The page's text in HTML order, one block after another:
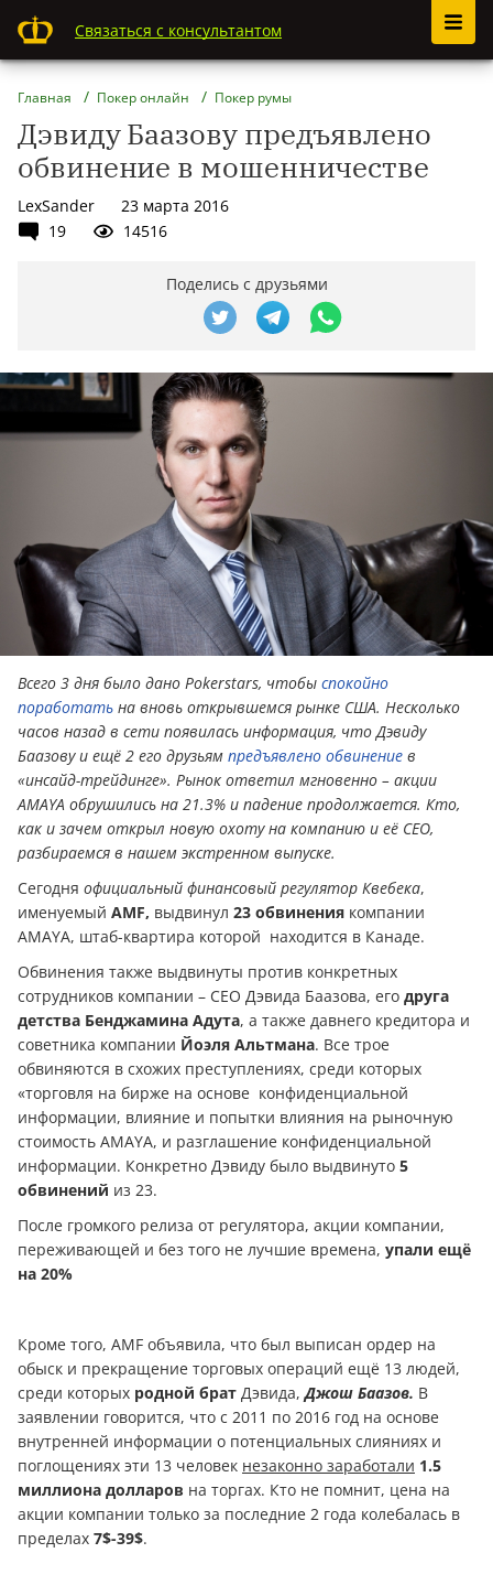
Связаться с консультантом
Главная Покер онлайн Покер румы
Дэвиду Баазову предъявлено
обвинение в мошенничестве
LexSander
23 марта 2016
19
14516
Поделись с друзьями
Всего 3 дня было дано Pokerstars, чтобы спокойно
поработать на вновь открывшемся рынке США. Несколько
часов назад в сети появилась информация, что Дэвиду
Баазову и ещё 2 его друзьям предъявлено обвинение в
«инсайд-трейдинге». Рынок ответил мгновенно – акции
AMAYA обрушились на 21.3% и падение продолжается. Кто,
как и зачем открыл новую охоту на компанию и её CEO,
разбираемся в нашем экстренном выпуске.
Сегодня официальный финансовый регулятор Квебека,
именуемый AMF, выдвинул 23 обвинения компании
AMAYA, штаб-квартира которой находится в Канаде.
Обвинения также выдвинуты против конкретных
сотрудников компании – CEO Дэвида Баазова, его друга
детства Бенджамина Адута, а также давнего кредитора и
советника компании Йоэля Альтмана. Все трое
обвиняются в схожих преступлениях, среди которых
«торговля на бирже на основе конфиденциальной
информации, влияние и попытки влияния на рыночную
стоимость AMAYA, и разглашение конфиденциальной
информации. Конкретно Дэвиду было выдвинуто 5
обвинений из 23.
После громкого релиза от регулятора, акции компании,
переживающей и без того не лучшие времена, упали ещё
на 20%
Кроме того, AMF объявила, что был выписан ордер на
обыск и прекращение торговых операций ещё 13 людей,
среди которых родной брат Дэвида,Джош Баазов. В
заявлении говорится, что с 2011 по 2016 год на основе
внутренней информации о потенциальных слияниях и
поглощениях эти 13 человек незаконно заработали 1.5
миллиона долларов на торгах. Кто не помнит, цена на
акции компании только за последние 2 года колебалась в
пределах 7$-39$.